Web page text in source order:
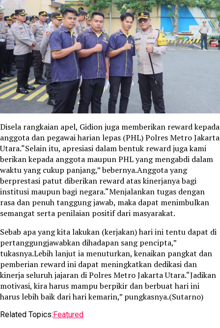
Disela rangkaian apel, Gidion juga memberikan reward kepada
anggota dan pegawai harian lepas (PHL) Polres Metro Jakarta
Utara.“Selain itu, apresiasi dalam bentuk reward juga kami
berikan kepada anggota maupun PHL yang mengabdi dalam
waktu yang cukup panjang,” bebernya.Anggota yang
berprestasi patut diberikan reward atas kinerjanya bagi
institusi maupun bagi negara.“Menjalankan tugas dengan
rasa dan penuh tanggung jawab, maka dapat menimbulkan
semangat serta penilaian positif dari masyarakat.
Sebab apa yang kita lakukan (kerjakan) hari ini tentu dapat di
pertanggungjawabkan dihadapan sang pencipta,”
tukasnya.Lebih lanjut ia menuturkan, kenaikan pangkat dan
pemberian reward ini dapat meningkatkan dedikasi dan
kinerja seluruh jajaran di Polres Metro Jakarta Utara.“Jadikan
motivasi, kira harus mampu berpikir dan berbuat hari ini
harus lebih baik dari hari kemarin,” pungkasnya.(Sutarno)
Related Topics:Featured